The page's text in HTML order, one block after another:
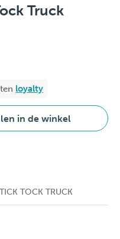
Truck
loyalty
in de winkel
TOCK TRUCK